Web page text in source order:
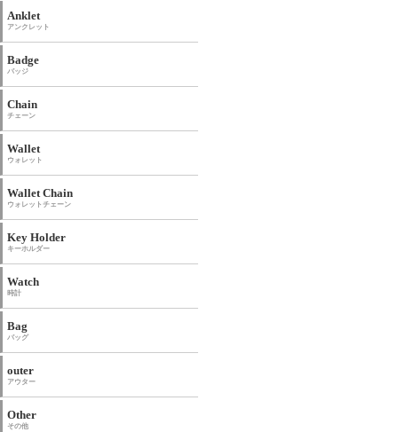
Anklet
アンクレット
Badge
バッジ
Chain
チェーン
Wallet
ウォレット
Wallet Chain
ウォレットチェーン
Key Holder
キーホルダー
Watch
時計
Bag
バッグ
outer
アウター
Other
その他